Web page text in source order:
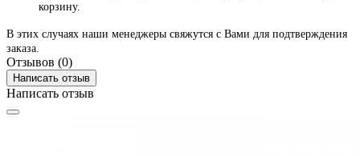
корзину.
В этих случаях наши менеджеры свяжутся с Вами для подтверждения
заказа.
Отзывов (0)
Написать отзыв
Написать отзыв